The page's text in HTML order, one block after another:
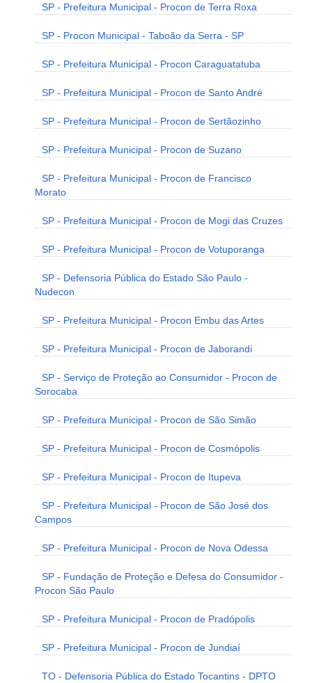
SP - Prefeitura Municipal - Procon de Terra Roxa
SP - Procon Municipal - Taboão da Serra - SP
SP - Prefeitura Municipal - Procon Caraguatatuba
SP - Prefeitura Municipal - Procon de Santo André
SP - Prefeitura Municipal - Procon de Sertãozinho
SP - Prefeitura Municipal - Procon de Suzano
SP - Prefeitura Municipal - Procon de Francisco
Morato
SP - Prefeitura Municipal - Procon de Mogi das Cruzes
SP - Prefeitura Municipal - Procon de Votuporanga
SP - Defensoria Pública do Estado São Paulo -
Nudecon
SP - Prefeitura Municipal - Procon Embu das Artes
SP - Prefeitura Municipal - Procon de Jaborandi
SP - Serviço de Proteção ao Consumidor - Procon de
Sorocaba
SP - Prefeitura Municipal - Procon de São Simão
SP - Prefeitura Municipal - Procon de Cosmópolis
SP - Prefeitura Municipal - Procon de Itupeva
SP - Prefeitura Municipal - Procon de São José dos
Campos
SP - Prefeitura Municipal - Procon de Nova Odessa
SP - Fundação de Proteção e Defesa do Consumidor -
Procon São Paulo
SP - Prefeitura Municipal - Procon de Pradópolis
SP - Prefeitura Municipal - Procon de Jundiaí
TO - Defensoria Pública do Estado Tocantins - DPTO